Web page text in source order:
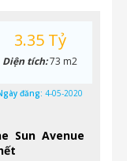
Sun Avenue
3.35 Tỷ
Diện tích:73 m2
đăng: 4-05-2020